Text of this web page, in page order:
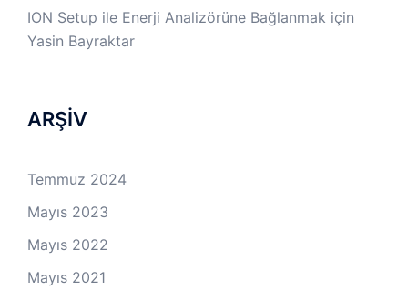
ION Setup ile Enerji Analizörüne Bağlanmak için
Yasin Bayraktar
ARŞİV
Temmuz 2024
Mayıs 2023
Mayıs 2022
Mayıs 2021